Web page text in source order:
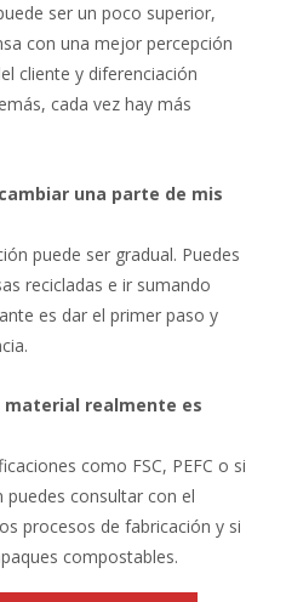
ser un poco superior,
con una mejor percepción
cliente y diferenciación
cada vez hay más
una parte de mis
puede ser gradual. Puedes
recicladas e ir sumando
es dar el primer paso y
material realmente es
como FSC, PEFC o si
puedes consultar con el
procesos de fabricación y si
compostables.